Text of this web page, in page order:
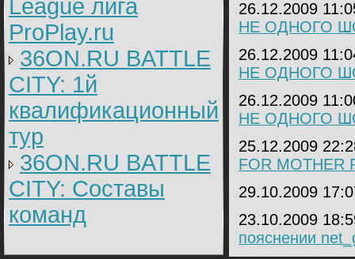
League лига
ProPlay.ru
36ON.RU BATTLE
CITY: 1й
квалификационный
тур
36ON.RU BATTLE
CITY: Составы
команд
26.12.2009
НЕ ОДНОГО
26.12.2009
НЕ ОДНОГО
26.12.2009
НЕ ОДНОГО
25.12.2009
FOR MOTHER
29.10.2009
23.10.2009
пояснении